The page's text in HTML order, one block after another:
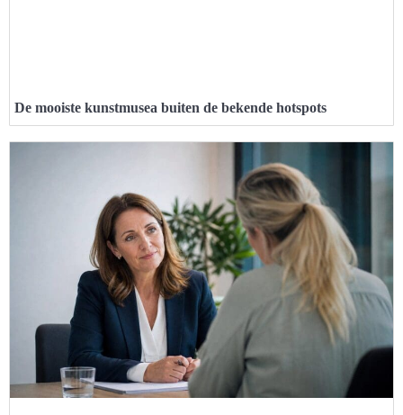
De mooiste kunstmusea buiten de bekende hotspots